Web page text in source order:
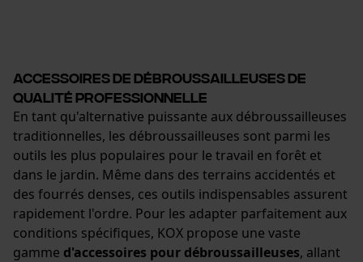
Accessoires de débroussailleuses de
qualité professionnelle
En tant qu'alternative puissante aux débroussailleuses
traditionnelles, les débroussailleuses sont parmi les
outils les plus populaires pour le travail en forêt et
dans le jardin. Même dans des terrains accidentés et
des fourrés denses, ces outils indispensables assurent
rapidement l'ordre. Pour les adapter parfaitement aux
conditions spécifiques, KOX propose une vaste
gamme d'accessoires pour débroussailleuses, allant